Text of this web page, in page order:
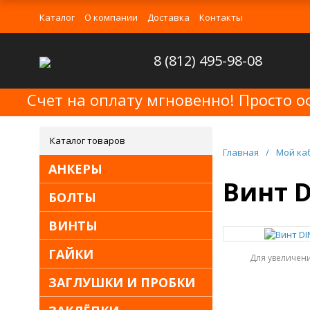
Каталог О компании Доставка Контакты
8 (812) 495-98-08
Счет на оплату мгновенно! Просто
Каталог товаров
АНКЕРЫ
БОЛТЫ
ВИНТЫ
ГАЙКИ
ЗАГЛУШКИ И ПРОБКИ
Главная / Мой
Винт
Для